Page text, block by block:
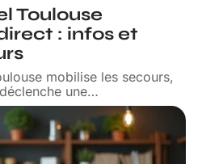
Toulouse
: infos et
mobilise les secours,
une…